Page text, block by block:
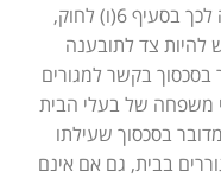
להחיל את החוק על התובענה תשובה לכך בסעיף 6(ו) לחוק,
צד לתובענה
בסכסוך בקשר למגורים
משפחה של בעלי הבית
בסכסוך שעילתו
בבית, גם אם אינם